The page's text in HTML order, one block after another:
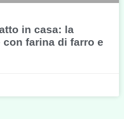
in casa: la
farina di farro e